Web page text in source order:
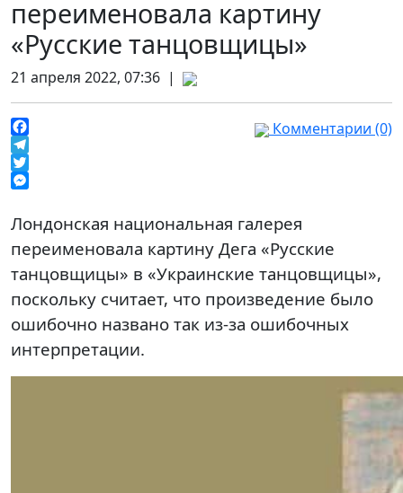
переименовала картину
«Русские танцовщицы»
21 апреля 2022, 07:36 |
Facebook
Telegram
Twitter
Комментарии (0)
Лондонская национальная галерея
переименовала картину Дега «Русские
танцовщицы» в «Украинские танцовщицы»,
поскольку считает, что произведение было
ошибочно названо так из-за ошибочных
интерпретации.